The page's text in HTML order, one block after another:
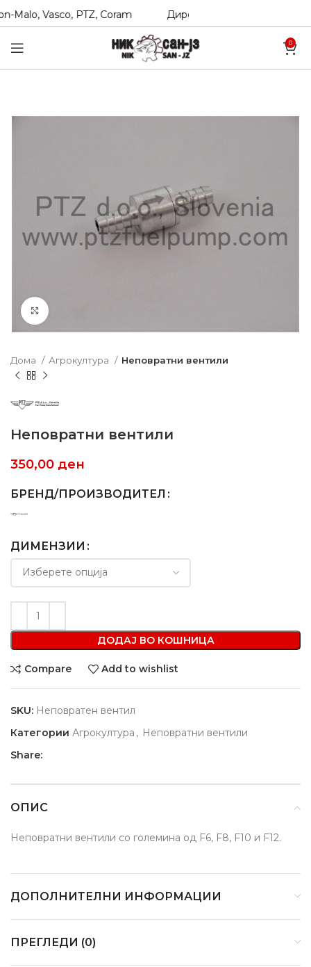
Vasco, PTZ, Coram Директни увозници на
0
Дома Агрокултура Неповратни вентили
Неповратни вентили
350,00 ден
БРЕНД/ПРОИЗВОДИТЕЛ
ДИМЕНЗИИ
ДОДАЈ ВО КОШНИЦА
Compare Add to wishlist
SKU: Неповратен вентил
Категории Агрокултура , Неповратни вентили
Share:
ОПИС
Неповратни вентили со големина од F6, F8, F10 и F12.
ДОПОЛНИТЕЛНИ ИНФОРМАЦИИ
ПРЕГЛЕДИ (0)